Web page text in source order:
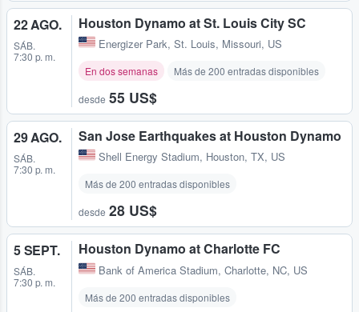
22 AGO.
SÁB.
7:30 p. m.
Houston Dynamo at St. Louis City SC
Energizer Park, St. Louis, Missouri, US
En dos semanas Más de 200 entradas disponibles
desde 55 US$
29 AGO.
SÁB.
7:30 p. m.
San Jose Earthquakes at Houston Dynamo
Shell Energy Stadium, Houston, TX, US
Más de 200 entradas disponibles
desde 28 US$
5 SEPT.
SÁB.
7:30 p. m.
Houston Dynamo at Charlotte FC
Bank of America Stadium, Charlotte, NC, US
Más de 200 entradas disponibles